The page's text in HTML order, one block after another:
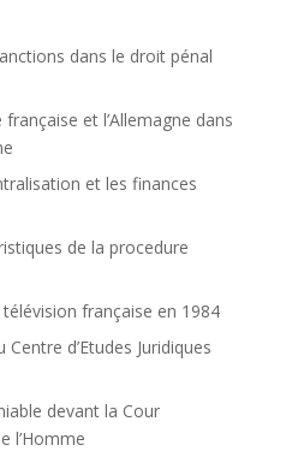
dans le droit pénal
française et l’Allemagne dans
et les finances
de la procedure
télévision française en 1984
d’Etudes Juridiques
devant la Cour
l’Homme